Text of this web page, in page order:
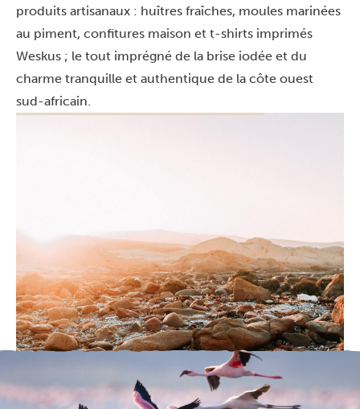
produits artisanaux : huîtres fraîches, moules marinées
au piment, confitures maison et t-shirts imprimés
Weskus ; le tout imprégné de la brise iodée et du
charme tranquille et authentique de la côte ouest
sud-africain.